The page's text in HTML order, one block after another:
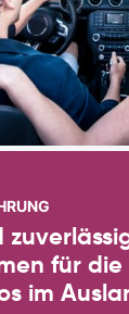
für
im